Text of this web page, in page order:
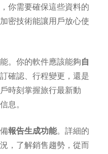
你需要確保這些資料的
密技術能讓用戶放心使
。你的軟件應該能夠自
確認、行程變更，還是
時刻掌握旅行最新動
息。
報告生成功能。詳細的
，了解銷售趨勢，從而